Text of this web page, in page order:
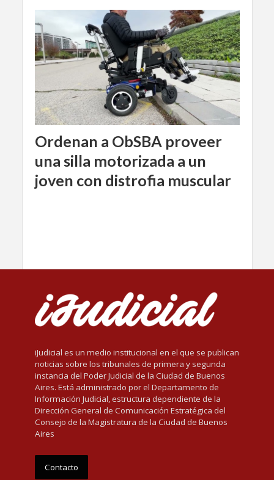
Ordenan a ObSBA proveer
una silla motorizada a un
joven con distrofia muscular
iJudicial es un medio institucional en el que se publican
noticias sobre los tribunales de primera y segunda
instancia del Poder Judicial de la Ciudad de Buenos
Aires. Está administrado por el Departamento de
Información Judicial, estructura dependiente de la
Dirección General de Comunicación Estratégica del
Consejo de la Magistratura de la Ciudad de Buenos
Aires
Contacto